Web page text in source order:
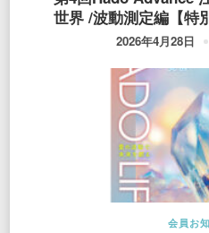
世界 /波動測定編【特
2026年4月28日
会員お